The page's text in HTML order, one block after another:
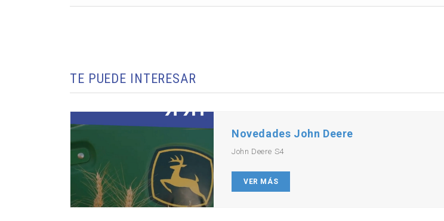
TE PUEDE INTERESAR
Novedades John Deere
John Deere S4
VER MÁS